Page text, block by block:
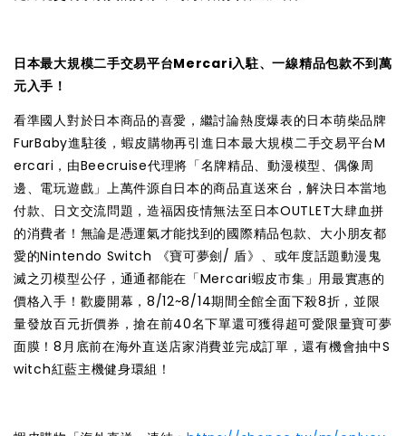
日本最大規模二手交易平台Mercari入駐、一線精品包款不到萬
元入手！
看準國人對於日本商品的喜愛，繼討論熱度爆表的日本萌柴品牌
FurBaby進駐後，蝦皮購物再引進日本最大規模二手交易平台M
ercari，由Beecruise代理將「名牌精品、動漫模型、偶像周
邊、電玩遊戲」上萬件源自日本的商品直送來台，解決日本當地
付款、日文交流問題，造福因疫情無法至日本OUTLET大肆血拼
的消費者！無論是憑運氣才能找到的國際精品包款、大小朋友都
愛的Nintendo Switch 《寶可夢劍/ 盾》、或年度話題動漫鬼
滅之刃模型公仔，通通都能在「Mercari蝦皮市集」用最實惠的
價格入手！歡慶開幕，8/12~8/14期間全館全面下殺8折，並限
量發放百元折價券，搶在前40名下單還可獲得超可愛限量寶可夢
面膜！8月底前在海外直送店家消費並完成訂單，還有機會抽中S
witch紅藍主機健身環組！